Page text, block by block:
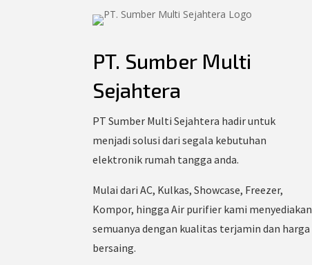
PT. Sumber Multi
Sejahtera
PT Sumber Multi Sejahtera hadir untuk
menjadi solusi dari segala kebutuhan
elektronik rumah tangga anda.
Mulai dari AC, Kulkas, Showcase, Freezer,
Kompor, hingga Air purifier kami menyediakan
semuanya dengan kualitas terjamin dan harga
bersaing.